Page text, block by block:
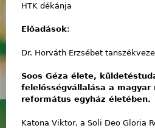
HTK dékánja
Előadások:
Dr. Horváth Erzsébet
Soos Géza élete,
felelősségvállalása a magyar
református egyház életében.
Katona Viktor, a Soli Deo Gloria